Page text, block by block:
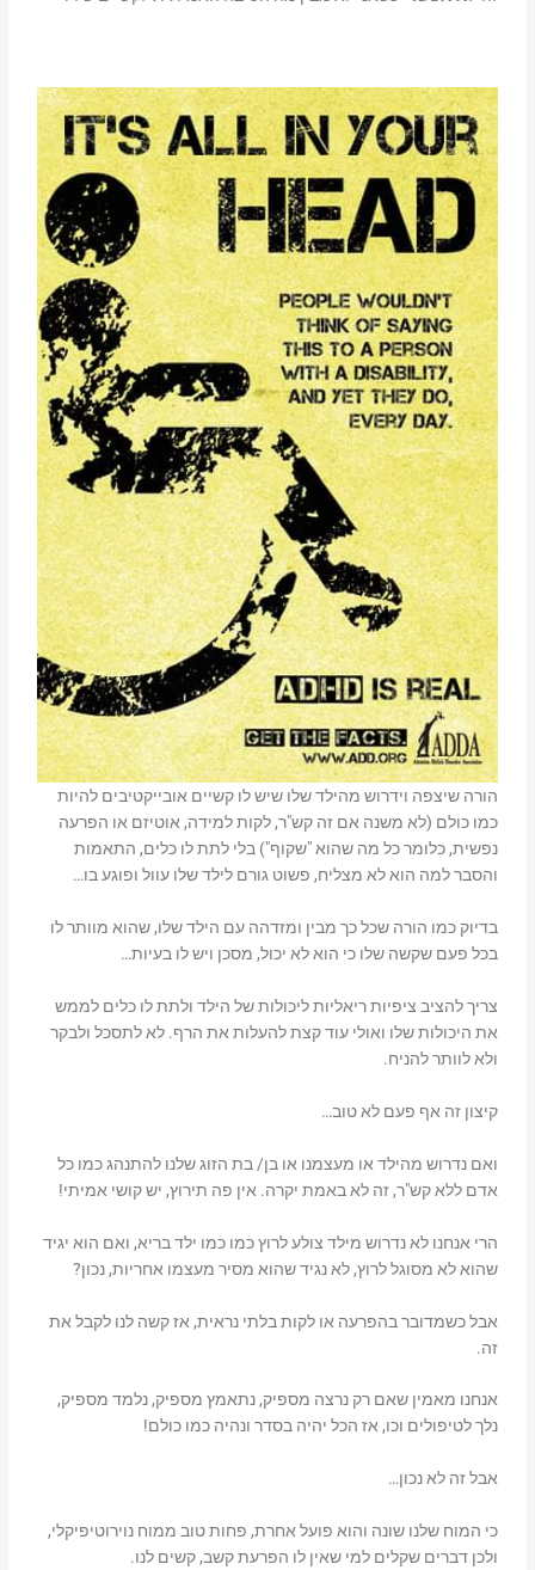
הורה שיצפה וידרוש מהילד שלו שיש לו קשיים אובייקטיבים להיות
כמו כולם (לא משנה אם זה קש"ר, לקות למידה, אוטיזם או הפרעה
נפשית, כלומר כל מה שהוא "שקוף") בלי לתת לו כלים, התאמות
והסבר למה הוא לא מצליח, פשוט גורם לילד שלו עוול ופוגע בו…
בדיוק כמו הורה שכל כך מבין ומזדהה עם הילד שלו, שהוא מוותר לו
בכל פעם שקשה שלו כי הוא לא יכול, מסכן ויש לו בעיות…
צריך להציב ציפיות ריאליות ליכולות של הילד ולתת לו כלים לממש
את היכולות שלו ואולי עוד קצת להעלות את הרף. לא לתסכל ולבקר
ולא לוותר להניח.
קיצון זה אף פעם לא טוב…
ואם נדרוש מהילד או מעצמנו או בן/ בת הזוג שלנו להתנהג כמו כל
אדם ללא קש"ר, זה לא באמת יקרה. אין פה תירוץ, יש קושי אמיתי!
הרי אנחנו לא נדרוש מילד צולע לרוץ כמו כמו ילד בריא, ואם הוא יגיד
שהוא לא מסוגל לרוץ, לא נגיד שהוא מסיר מעצמו אחריות, נכון?
אבל כשמדובר בהפרעה או לקות בלתי נראית, אז קשה לנו לקבל את
זה.
אנחנו מאמין שאם רק נרצה מספיק, נתאמץ מספיק, נלמד מספיק,
נלך לטיפולים וכו, אז הכל יהיה בסדר ונהיה כמו כולם!
אבל זה לא נכון…
כי המוח שלנו שונה והוא פועל אחרת, פחות טוב ממוח נוירוטיפיקלי,
ולכן דברים שקלים למי שאין לו הפרעת קשב, קשים לנו.